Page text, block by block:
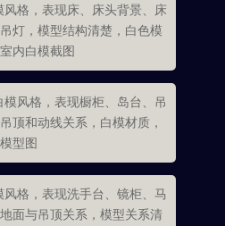
格，表现床、床头背景、床
灯，模型结构清楚，白色模
内白模截图
风格，表现橱柜、岛台、吊
顶和动线关系，白模材质，
型图
格，表现洗手台、镜柜、马
面与吊顶关系，模型关系清